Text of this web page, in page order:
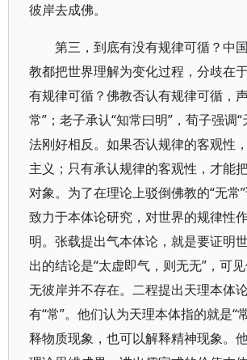
彼岸去成佛。
第三，到底有没有规律可循？中
教都把世界理解为变化过程，分歧在
有规律可循？佛教否认有规律可循，
常”；老子承认“知常曰明”，荀子强调
法刚好相反。如果否认规律的客观性
主义；只有承认规律的客观性，才能
对象。为了在理论上驳倒佛教的“无常
致力于本体论研究，对世界的规律性
明。张载提出气本体论，就是要证明
出的结论是“太虚即气，则无无”，可
无彼岸并不存在。二程提出天理本体
有“常”。他们认为天理本体指的就是“
释物质现象，也可以解释精神现象。